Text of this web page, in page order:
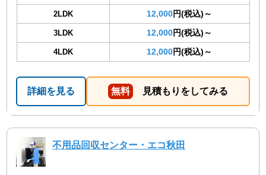
2LDK 12,000円(税込)～
3LDK 12,000円(税込)～
4LDK 12,000円(税込)～
詳細を見る 無料 見積もりをしてみる
不用品回収センター・エコ秋田